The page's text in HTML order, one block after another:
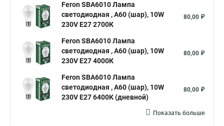
Feron SBA6010 Лампа
светодиодная , A60 (шар), 10W
230V E27 2700К
80,00 ₽
Feron SBA6010 Лампа
светодиодная , A60 (шар), 10W
230V E27 4000К
80,00 ₽
Feron SBA6010 Лампа
светодиодная , A60 (шар), 10W
230V E27 6400К (дневной)
80,00 ₽
Показать больше